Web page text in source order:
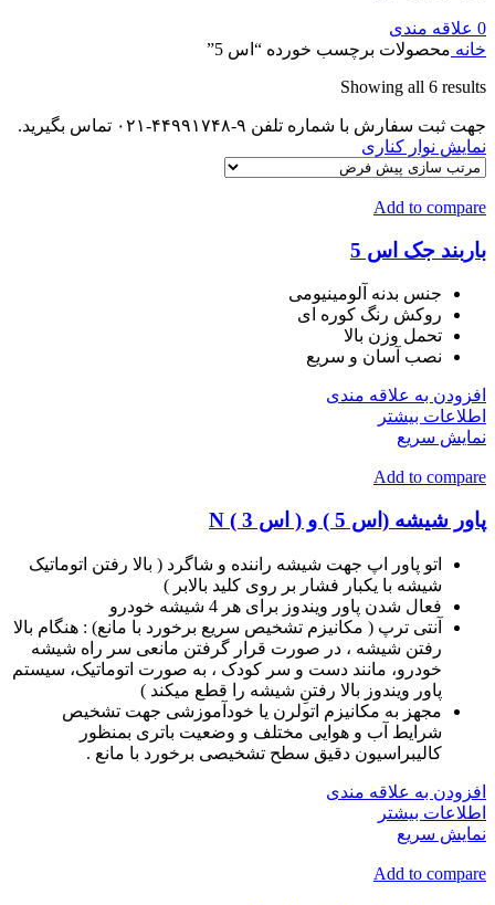
0 علاقه مندی
خانه محصولات برچسب خورده “اس 5”
Showing all 6 results
جهت ثبت سفارش با شماره تلفن ۹-۴۴۹۹۱۷۴۸-۰۲۱ تماس بگیرید.
نمایش نوار کناری
Add to compare
باربند جک اس 5
جنس بدنه آلومینیومی
روکش رنگ کوره ای
تحمل وزن بالا
نصب آسان و سریع
افزودن به علاقه مندی
اطلاعات بیشتر
نمایش سریع
Add to compare
پاور شیشه (اس 5 ) و ( اس 3 ) N
اتو پاور اپ جهت شیشه راننده و شاگرد ( بالا رفتن اتوماتیک
شیشه با یکبار فشار بر روی کلید بالابر )
فعال شدن پاور ویندوز برای هر 4 شیشه خودرو
آنتی ترپ ( مکانیزم تشخیص سریع برخورد با مانع) : هنگام بالا
رفتن شیشه ، در صورت قرار گرفتن مانعی سر راه شیشه
خودرو، مانند دست و سر کودک ، به صورت اتوماتیک، سیستم
پاور ویندوز بالا رفتنِ شیشه را قطع میکند )
مجهز به مکانیزم اتولرن یا خودآموزشی جهت تشخیص
شرایط آب و هوایی مختلف و وضعیت باتری بمنظور
کالیبراسیون دقیق سطح تشخیصی برخورد با مانع .
افزودن به علاقه مندی
اطلاعات بیشتر
نمایش سریع
Add to compare